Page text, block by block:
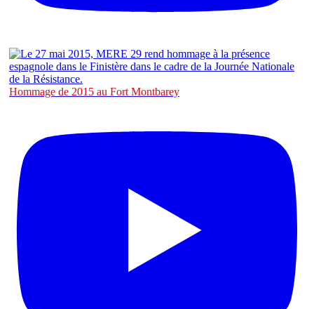
Hommage de 2015 au Fort Montbarey